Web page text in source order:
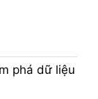
phá dữ liệu